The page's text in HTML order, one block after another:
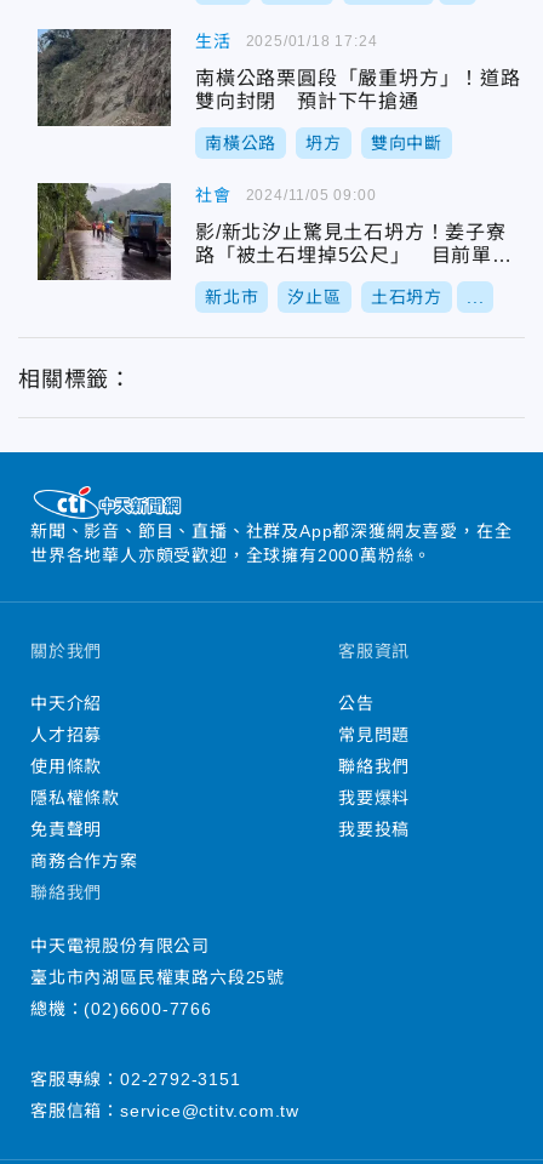
生活
南橫公路栗圓段「嚴重坍方」！道路
雙向封閉 預計下午搶通
南橫公路 坍方 雙向中斷
2025/01/18 17:24
社會
影/新北汐止驚見土石坍方！姜子寮
路「被土石埋掉5公尺」 目前單向
通車
新北市 汐止區 土石坍方
2024/11/05 09:00
相關標籤：
新聞、影音、節目、直播、社群及App都深獲網友喜愛，在全
世界各地華人亦頗受歡迎，全球擁有2000萬粉絲。
關於我們
中天介紹
人才招募
使用條款
隱私權條款
免責聲明
商務合作方案
客服資訊
公告
常見問題
聯絡我們
我要爆料
我要投稿
聯絡我們
中天電視股份有限公司
臺北市內湖區民權東路六段25號
總機：(02)6600-7766
客服專線： 02-2792-3151
客服信箱： service@ctitv.com.tw